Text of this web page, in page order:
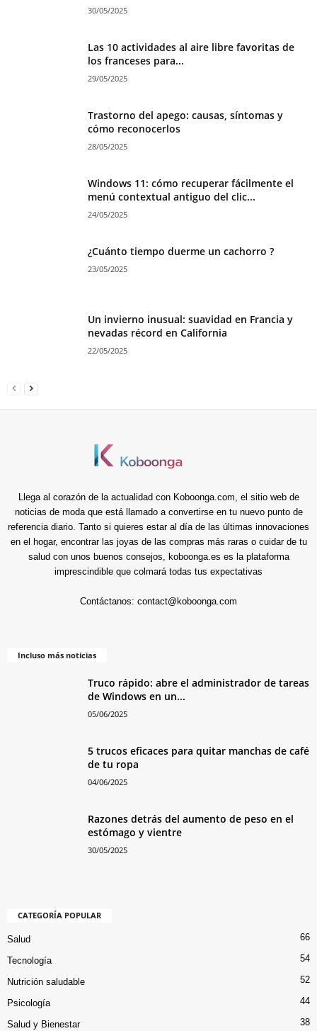
30/05/2025
Las 10 actividades al aire libre favoritas de
los franceses para...
29/05/2025
Trastorno del apego: causas, síntomas y
cómo reconocerlos
28/05/2025
Windows 11: cómo recuperar fácilmente el
menú contextual antiguo del clic...
24/05/2025
¿Cuánto tiempo duerme un cachorro ?
23/05/2025
Un invierno inusual: suavidad en Francia y
nevadas récord en California
22/05/2025
Llega al corazón de la actualidad con Koboonga.com, el sitio web de
noticias de moda que está llamado a convertirse en tu nuevo punto de
referencia diario. Tanto si quieres estar al día de las últimas innovaciones
en el hogar, encontrar las joyas de las compras más raras o cuidar de tu
salud con unos buenos consejos, koboonga.es es la plataforma
imprescindible que colmará todas tus expectativas
Contáctanos: contact@koboonga.com
Incluso más noticias
Truco rápido: abre el administrador de tareas
de Windows en un...
05/06/2025
5 trucos eficaces para quitar manchas de café
de tu ropa
04/06/2025
Razones detrás del aumento de peso en el
estómago y vientre
30/05/2025
CATEGORÍA POPULAR
Salud 66
Tecnología 54
Nutrición saludable 52
Psicología 44
Salud y Bienestar 38